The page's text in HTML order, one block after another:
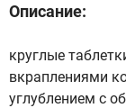
Описание:
круглые
вкраплениями
углублением с